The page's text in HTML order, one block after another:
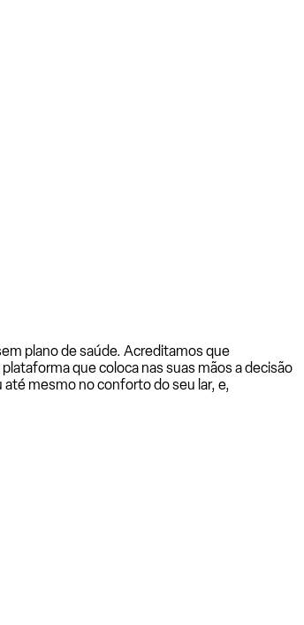
plano de saúde. Acreditamos que
que coloca nas suas mãos a decisão
mesmo no conforto do seu lar, e,